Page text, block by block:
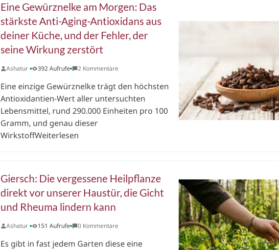
Eine Gewürznelke am Morgen: Das
stärkste Anti-Aging-Antioxidans aus
deiner Küche, und der Fehler, der
seine Wirkung zerstört
Ashatur 392 Aufrufe 2 Kommentare
Eine einzige Gewürznelke trägt den höchsten
Antioxidantien-Wert aller untersuchten
Lebensmittel, rund 290.000 Einheiten pro 100
Gramm, und genau dieser
WirkstoffWeiterlesen
Giersch: Die vergessene Heilpflanze
direkt vor unserer Haustür, die Gicht
und Rheuma lindern kann
Ashatur 151 Aufrufe 0 Kommentare
Es gibt in fast jedem Garten diese eine